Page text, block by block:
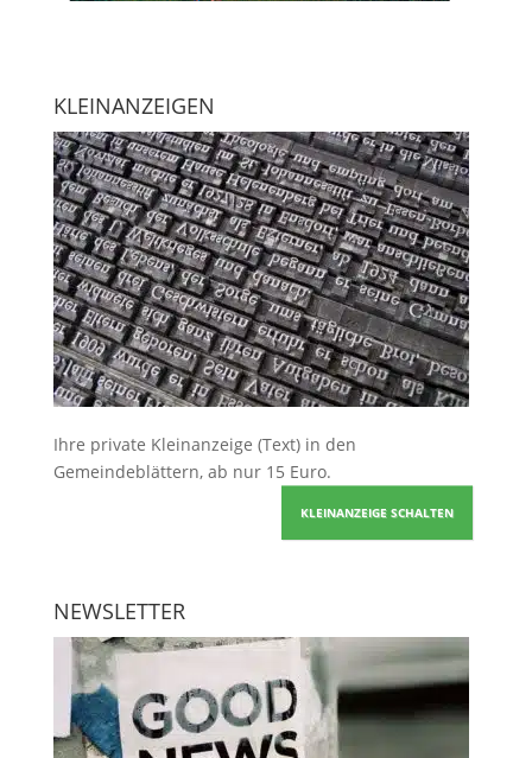
KLEINANZEIGEN
Ihre private Kleinanzeige (Text) in den
Gemeindeblättern, ab nur 15 Euro.
KLEINANZEIGE SCHALTEN
NEWSLETTER